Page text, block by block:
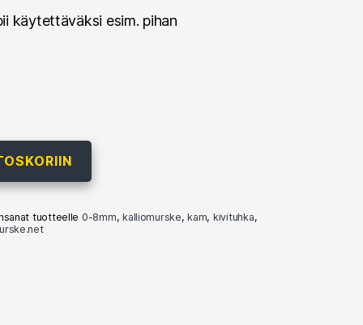
käytettäväksi esim. pihan
tuotteelle 0-8mm,kalliomurske,kam, kivituhka,